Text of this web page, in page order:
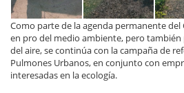
Como parte de la agenda permanente del
en pro del medio ambiente, pero también
del aire, se continúa con la campaña de
Pulmones Urbanos, en conjunto con
interesadas en la ecología.